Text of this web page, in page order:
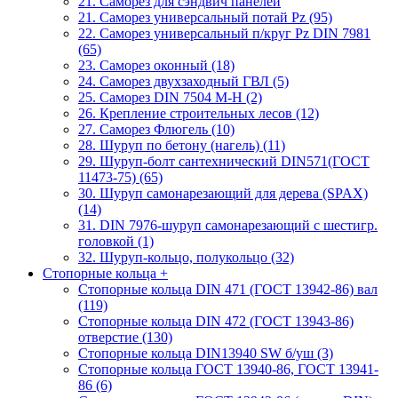
21. Саморез универсальный потай Pz (95)
22. Саморез универсальный п/круг Pz DIN 7981
(65)
23. Саморез оконный (18)
24. Саморез двухзаходный ГВЛ (5)
25. Саморез DIN 7504 M-H (2)
26. Крепление строительных лесов (12)
27. Саморез Флюгель (10)
28. Шуруп по бетону (нагель) (11)
29. Шуруп-болт сантехнический DIN571(ГОСТ
11473-75) (65)
30. Шуруп самонарезающий для дерева (SPAX)
(14)
31. DIN 7976-шуруп самонарезающий с шестигр.
головкой (1)
32. Шуруп-кольцо, полукольцо (32)
Стопорные кольца +
Стопорные кольца DIN 471 (ГОСТ 13942-86) вал
(119)
Стопорные кольца DIN 472 (ГОСТ 13943-86)
отверстие (130)
Стопорные кольца DIN13940 SW б/уш (3)
Стопорные кольца ГОСТ 13940-86, ГОСТ 13941-
86 (6)